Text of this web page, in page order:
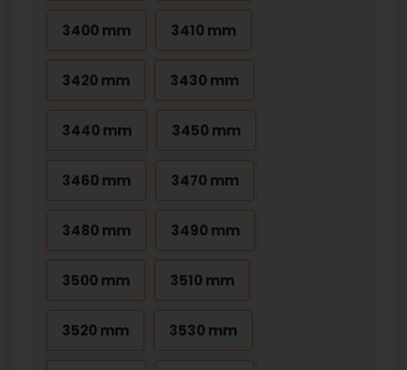
3400 mm 3410 mm
3420 mm 3430 mm
3440 mm 3450 mm
3460 mm 3470 mm
3480 mm 3490 mm
3500 mm 3510 mm
3520 mm 3530 mm